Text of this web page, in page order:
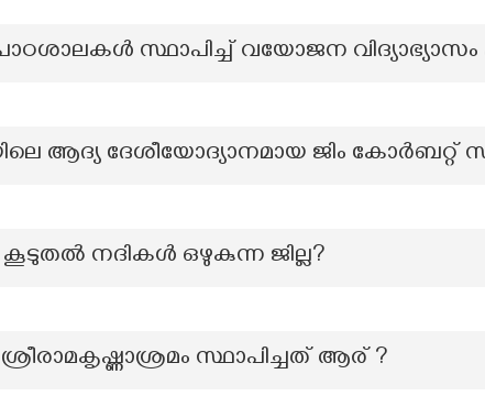
സ്ഥാപിച്ച് വയോജന
ആദ്യ ദേശീയോദ്യാനമായ ജിം കോർബറ്റ്
കൂടുതൽ നദികൾ ഒഴുകുന്ന ജില്ല?
സ്ഥാപിച്ചത് ആര് ?